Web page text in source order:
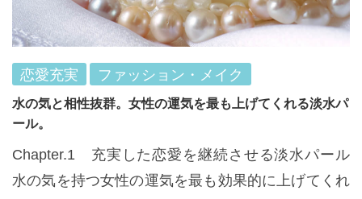
恋愛充実 ファッション・メイク
水の気と相性抜群。女性の運気を最も上げてくれる淡水パ
ール。
Chapter.1 充実した恋愛を継続させる淡水パール
水の気を持つ女性の運気を最も効果的に上げてくれ